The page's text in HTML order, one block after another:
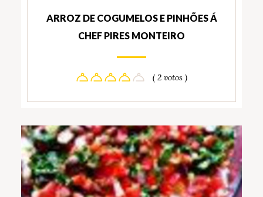
ARROZ DE COGUMELOS E PINHÕES Á
CHEF PIRES MONTEIRO
( 2 votos )